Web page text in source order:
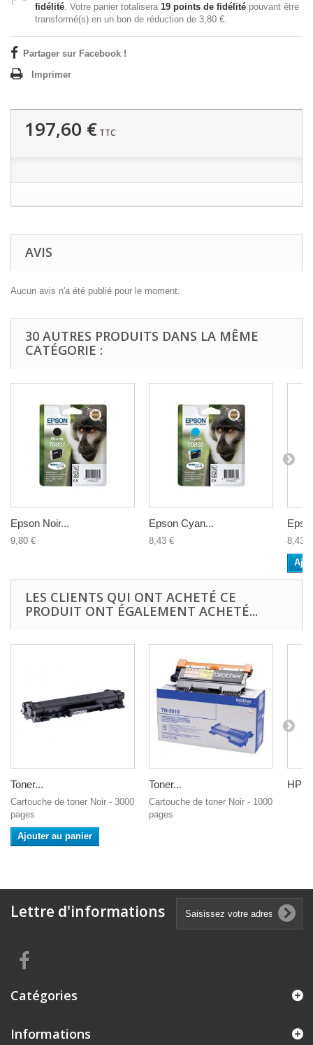
fidélité. Votre panier totalisera 19 points de fidélité pouvant être
transformé(s) en un bon de réduction de 3,80 €.
Partager sur Facebook !
Imprimer
197,60 € TTC
AVIS
Aucun avis n'a été publié pour le moment.
30 AUTRES PRODUITS DANS LA MÊME
CATÉGORIE :
Epson Noir...
9,80 €
Epson Cyan...
8,43 € 8,43 €
LES CLIENTS QUI ONT ACHETÉ CE
PRODUIT ONT ÉGALEMENT ACHETÉ...
Toner...
Cartouche de toner Noir - 3000
pages
Ajouter au panier
Toner...
Cartouche de toner Noir - 1000
pages
HP
Lettre d'informations
Catégories
Informations